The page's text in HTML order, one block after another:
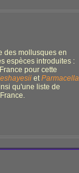
des mollusques en
espèces introduites :
pour cette
etParmacella
qu'une liste de